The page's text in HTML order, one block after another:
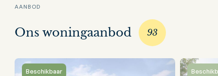
AANBOD
Ons woningaanbod 93
Beschikbaar